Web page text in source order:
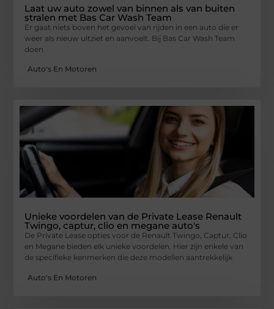
Laat uw auto zowel van binnen als van buiten
stralen met Bas Car Wash Team
Er gaat niets boven het gevoel van rijden in een auto die er
weer als nieuw uitziet en aanvoelt. Bij Bas Car Wash Team
doen
Auto's En Motoren
Unieke voordelen van de Private Lease Renault
Twingo, captur, clio en megane auto's
De Private Lease opties voor de Renault Twingo, Captur, Clio
en Megane bieden elk unieke voordelen. Hier zijn enkele van
de specifieke kenmerken die deze modellen aantrekkelijk
Auto's En Motoren